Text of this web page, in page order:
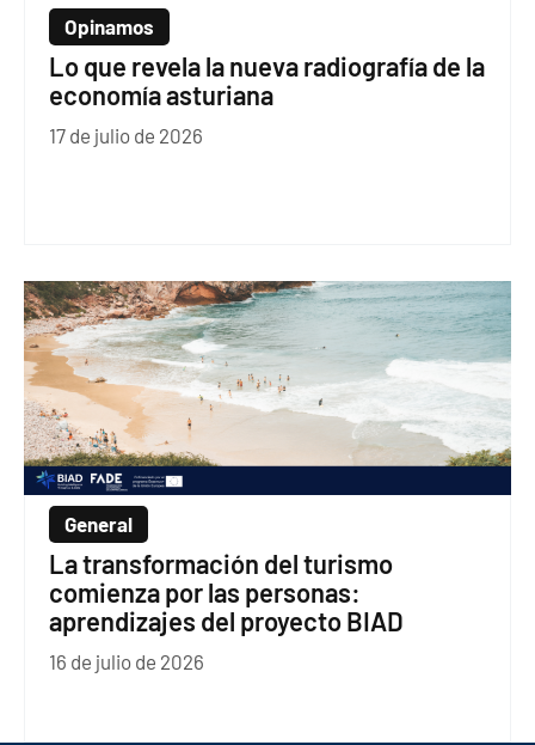
Opinamos
Lo que revela la nueva radiografía de la
economía asturiana
17 de julio de 2026
General
La transformación del turismo
comienza por las personas:
aprendizajes del proyecto BIAD
16 de julio de 2026